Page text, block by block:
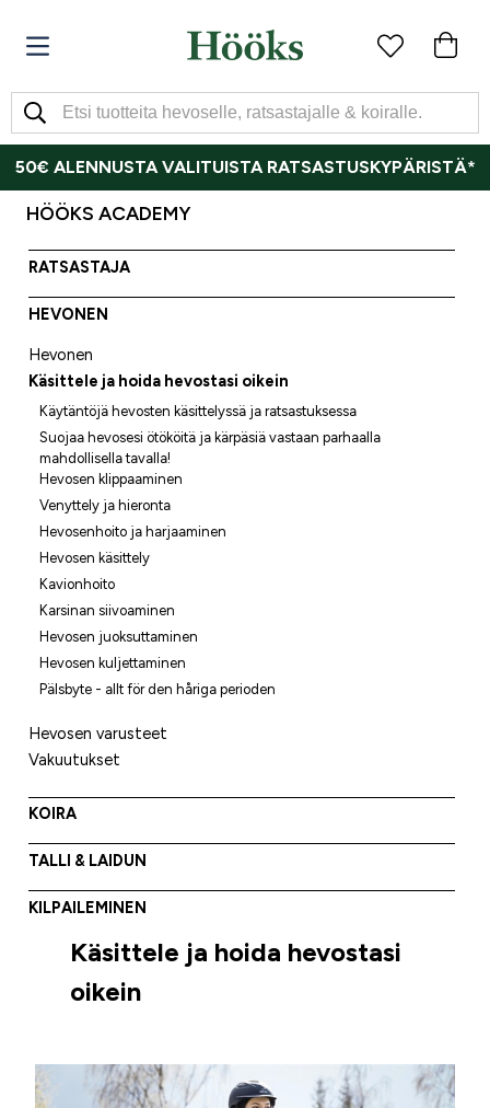
50€ ALENNUSTA VALITUISTA RATSASTUSKYPÄRISTÄ*
HÖÖKS ACADEMY
RATSASTAJA
HEVONEN
Hevonen
Käsittele ja hoida hevostasi oikein
Käytäntöjä hevosten käsittelyssä ja ratsastuksessa
Suojaa hevosesi ötököitä ja kärpäsiä vastaan parhaalla
mahdollisella tavalla!
Hevosen klippaaminen
Venyttely ja hieronta
Hevosenhoito ja harjaaminen
Hevosen käsittely
Kavionhoito
Karsinan siivoaminen
Hevosen juoksuttaminen
Hevosen kuljettaminen
Pälsbyte - allt för den håriga perioden
Hevosen varusteet
Vakuutukset
KOIRA
TALLI & LAIDUN
KILPAILEMINEN
Käsittele ja hoida hevostasi
oikein